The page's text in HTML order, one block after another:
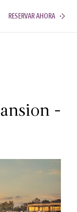
RESERVAR AHORA
-